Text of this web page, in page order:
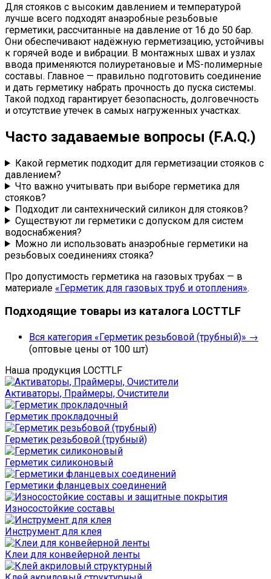
Для стояков с высоким давлением и температурой
лучше всего подходят анаэробные резьбовые
герметики, рассчитанные на давление от 16 до 50 бар.
Они обеспечивают надёжную герметизацию, устойчивы
к горячей воде и вибрации. В монтажных швах и узлах
ввода применяются полиуретановые и MS-полимерные
составы. Главное — правильно подготовить соединение
и дать герметику набрать прочность до пуска системы.
Такой подход гарантирует безопасность, долговечность
и отсутствие утечек в самых нагруженных участках.
Часто задаваемые вопросы (F.A.Q.)
Какой герметик подходит для герметизации стояков с
давлением?
Что важно учитывать при выборе герметика для
стояков?
Подходит ли сантехнический силикон для стояков?
Существуют ли герметики с допуском для систем
водоснабжения?
Можно ли использовать анаэробные герметики на
резьбовых соединениях стояка?
Про допустимость герметика на газовых трубах — в
материале «Герметик для газовых труб и отопления».
Подходящие товары из каталога LOCTTLF
Вся категория «Герметик резьбовой (трубный)» →
(оптовые цены от 100 шт)
Наша продукция LOCTTLF
Активаторы, Праймеры, Очистители
Герметик прокладочный
Герметик резьбовой (трубный)
Герметик силиконовый
Герметики фланцевых соединений
Износостойкие составы
Инструмент для клея
Клеи для конвейерной ленты